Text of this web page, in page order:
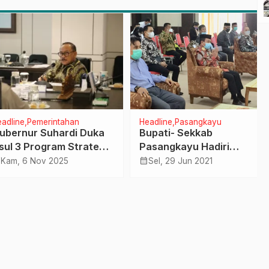
dalam Pemenuhan Gizi
Pemerintahan
Suhardi Duka
3 Program Strategis
di Jakarta, Ini
6 Nov 2025
Headline Pasangkayu
Bupati- Sekkab
Pasangkayu Hadiri
Promosi Doktor Asisten
Sel, 29 Jun 2021